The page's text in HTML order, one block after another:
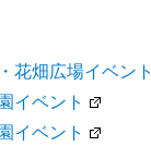
花畑広場イベント
イベント
イベント